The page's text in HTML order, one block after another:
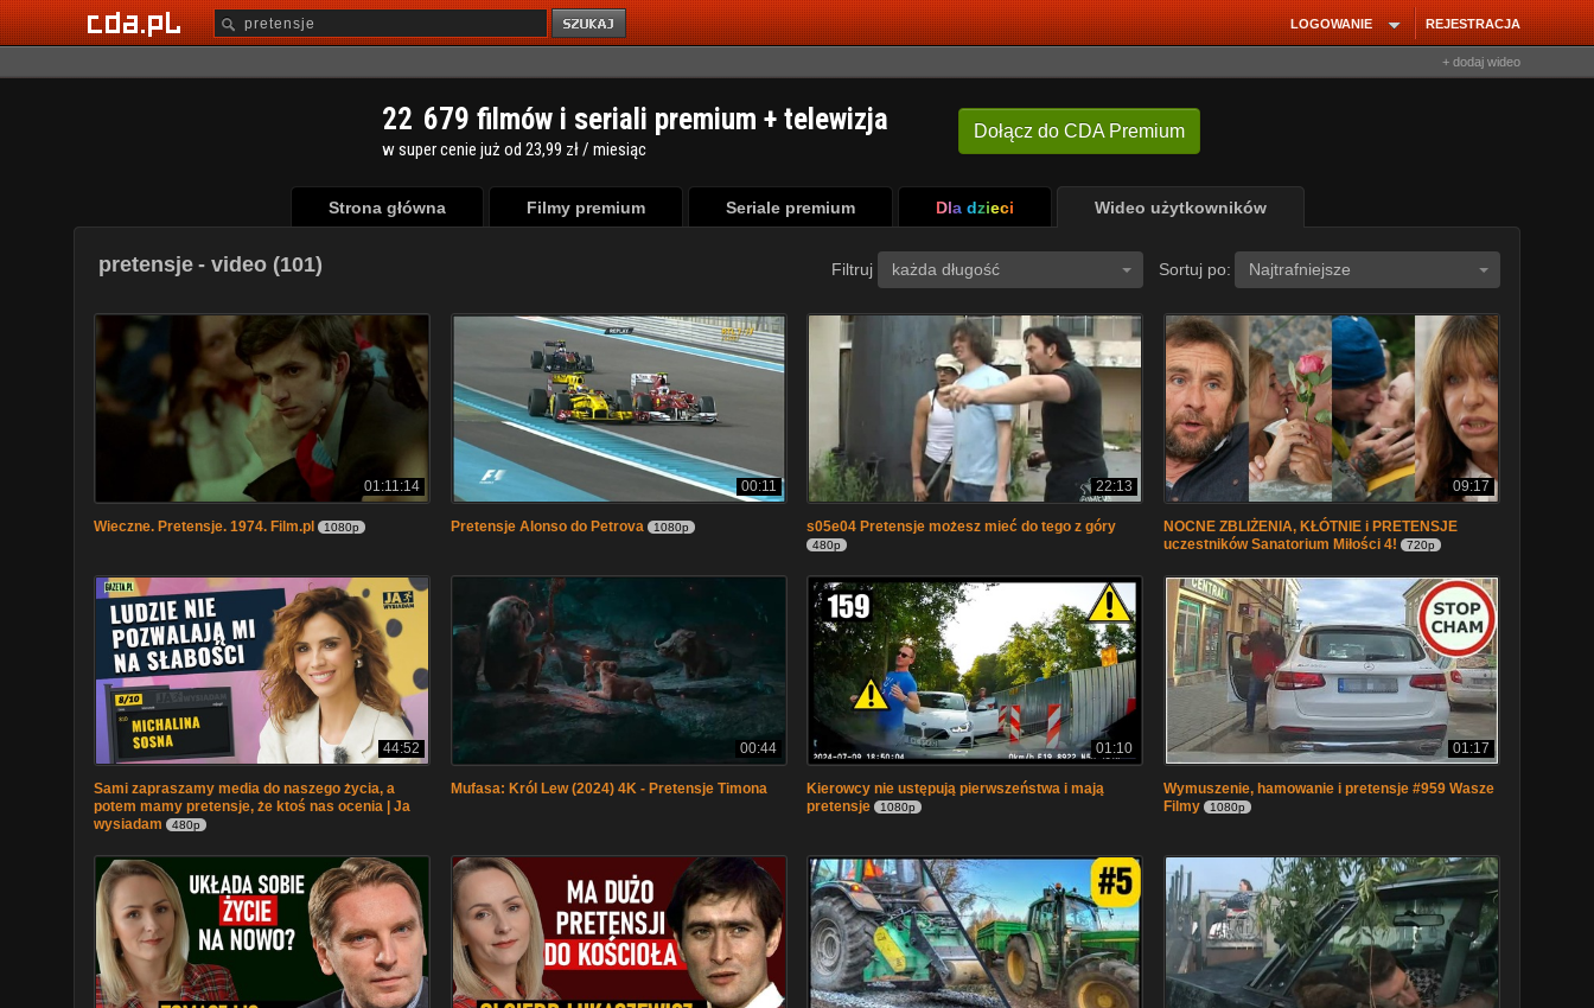
REJESTRACJA
LOGOWANIE
+ dodaj wideo
Dołącz do CDA Premium
22 679 filmów i seriali premium + telewizja
w super cenie już od 23,99 zł / miesiąc
Strona główna Filmy premium Seriale premium Dla dzieci Wideo użytkowników
pretensje - video (101) Filtruj każda długość Sortuj po: Najtrafniejsze
01:11:14
Wieczne. Pretensje. 1974. Film.pl 1080p
00:11
Pretensje Alonso do Petrova 1080p
22:13
s05e04 Pretensje możesz mieć do tego z góry
480p
09:17
NOCNE ZBLIŻENIA, KŁÓTNIE i PRETENSJE
uczestników Sanatorium Miłości 4!
720p
44:52
Sami zapraszamy media do naszego życia, a
potem mamy pretensje, że ktoś nas ocenia | Ja
wysiadam
480p
00:44
Mufasa: Król Lew (2024) 4K - Pretensje Timona
01:10
Kierowcy nie ustępują pierwszeństwa i mają
pretensje
1080p
01:17
Wymuszenie, hamowanie i pretensje #959 Wasze
Filmy
1080p